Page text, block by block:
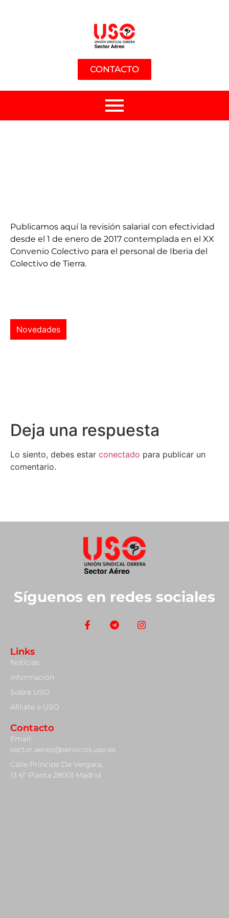
CONTACTO
Publicamos aquí la revisión salarial con efectividad
desde el 1 de enero de 2017 contemplada en el XX
Convenio Colectivo para el personal de Iberia del
Colectivo de Tierra.
Novedades
Deja una respuesta
Lo siento, debes estar conectado para publicar un
comentario.
Síguenos en redes sociales
Links
Noticias
Información
Sobre USO
Afiliate a USO
Contacto
Email:
sector.aereo@servicios.uso.es
Calle Príncipe De Vergara,
13 6º Planta 28001 Madrid